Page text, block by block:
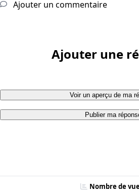
Ajouter un commentaire
Ajouter une
Voir un aperçu de ma
Publier ma
Nombre de